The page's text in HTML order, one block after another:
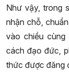
Như vậy, trong
nhận chỗ,
vào chiều
cách đạo đức,
thức được đăng